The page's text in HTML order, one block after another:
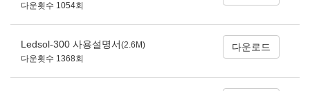
다운횟수 1054회
Ledsol-300 사용설명서(2.6M)
다운횟수 1368회
다운로드